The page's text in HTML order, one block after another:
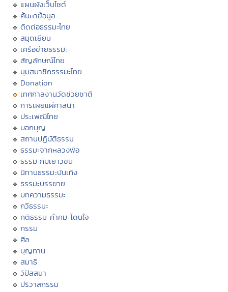
แผนผังเว็บไซต์
ค้นหาข้อมูล
ติดต่อธรรมะไทย
สมุดเยี่ยม
เครือข่ายธรรมะ
สัญลักษณ์ไทย
มุมสมาชิกธรรมะไทย
Donation
เทศกาลงานวัดช่วยชาติ
การเผยแผ่ศาสนา
ประเพณีไทย
บอกบุญ
สถานปฏิบัติธรรม
ธรรมะจากหลวงพ่อ
ธรรมะกับเยาวชน
นิทานธรรมะบันเทิง
ธรรมะบรรยาย
บทความธรรมะ
กวีธรรมะ
คติธรรม คำคม โดนใจ
กรรม
ศีล
บุญทาน
สมาธิ
วิปัสสนา
ปริวาสกรรม